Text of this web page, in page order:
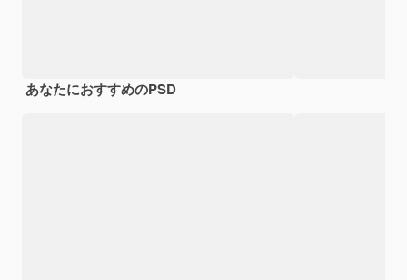
あなたにおすすめのPSD